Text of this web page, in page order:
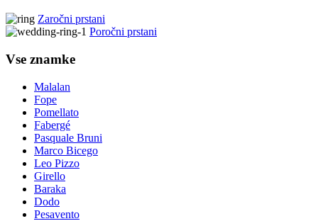
Zaročni prstani
Poročni prstani
Vse znamke
Malalan
Fope
Pomellato
Fabergé
Pasquale Bruni
Marco Bicego
Leo Pizzo
Girello
Baraka
Dodo
Pesavento